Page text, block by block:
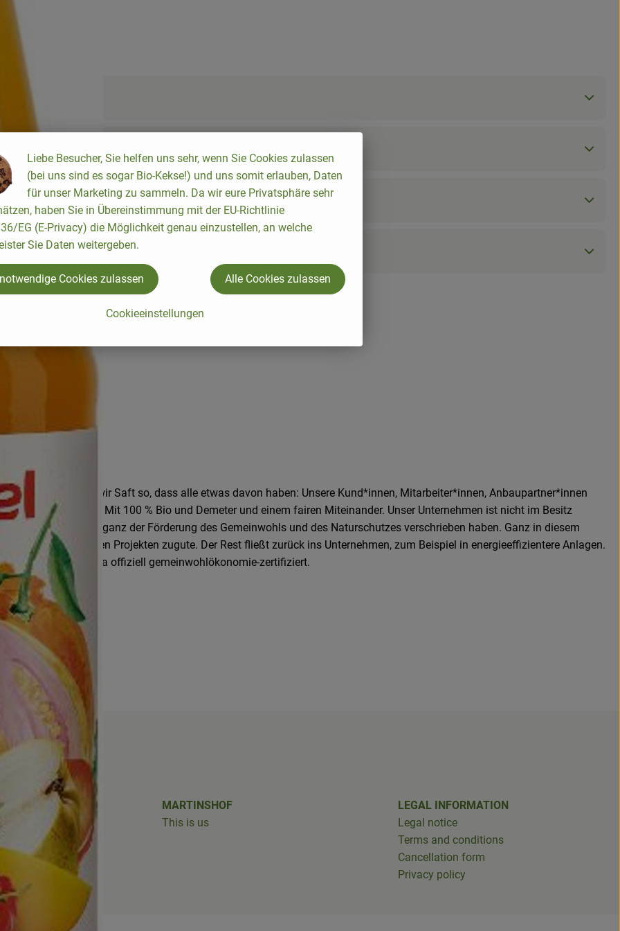
machen wir Saft so, dass alle etwas davon haben: Unsere Kund*innen, Mitarbeiter*innen, Anbaupartner*innen
wir das machen? Mit 100 % Bio und Demeter und einem fairen Miteinander. Unser Unternehmen ist nicht im Besitz
die sich voll und ganz der Förderung des Gemeinwohls und des Naturschutzes verschrieben haben. Ganz in diesem
und kulturellen Projekten zugute. Der Rest fließt zurück ins Unternehmen, zum Beispiel in energieeffizientere Anlagen.
in Europa offiziell gemeinwohlökonomie-zertifiziert.
MARTINSHOF
This is us
LEGAL INFORMATION
Legal notice
Terms and conditions
Cancellation form
Privacy policy
Liebe Besucher, Sie helfen uns sehr, wenn Sie Cookies zulassen
(bei uns sind es sogar Bio-Kekse!) und uns somit erlauben, Daten
für unser Marketing zu sammeln. Da wir eure Privatsphäre sehr
haben Sie in Übereinstimmung mit der EU-Richtlinie
EG (E-Privacy) die Möglichkeit genau einzustellen, an welche
Sie Daten weitergeben.
Cookieeinstellungen
Cookies zulassen Alle Cookies zulassen